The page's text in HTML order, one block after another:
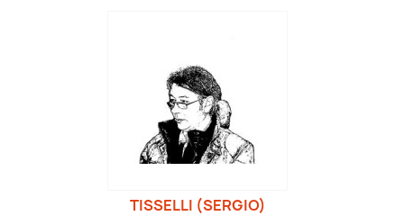
TISSELLI (SERGIO)